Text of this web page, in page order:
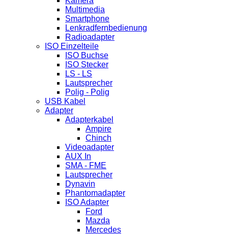
Multimedia
Smartphone
Lenkradfernbedienung
Radioadapter
ISO Einzelteile
ISO Buchse
ISO Stecker
LS - LS
Lautsprecher
Polig - Polig
USB Kabel
Adapter
Adapterkabel
Ampire
Chinch
Videoadapter
AUX In
SMA - FME
Lautsprecher
Dynavin
Phantomadapter
ISO Adapter
Ford
Mazda
Mercedes